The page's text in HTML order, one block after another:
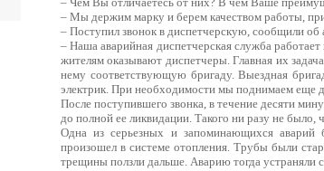
– Мы держим марку и берем качеством работы,
– Поступил звонок в диспетчерскую, сообщили
– Наша аварийная диспетчерская служба
жителям оказывают диспетчеры. Главная их
нему соответствующую бригаду. Выездная
электрик. При необходимости мы поднимаем еще
После поступившего звонка, в течение десяти
до полной ее ликвидации. Такого ни разу не
Одна из серьезных и запоминающихся аварий
произошел в системе отопления. Трубы были
трещины ползли дальше. Аварию тогда